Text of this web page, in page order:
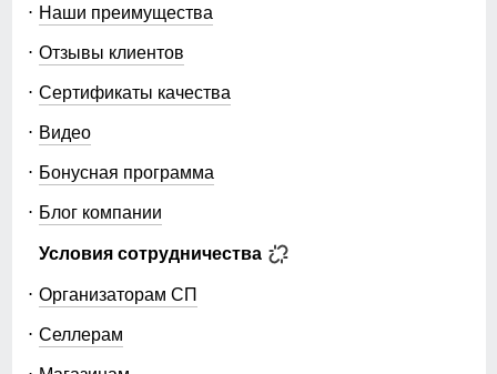
Наши преимущества
Отзывы клиентов
Сертификаты качества
Видео
Бонусная программа
Блог компании
Условия сотрудничества
Организаторам СП
Селлерам